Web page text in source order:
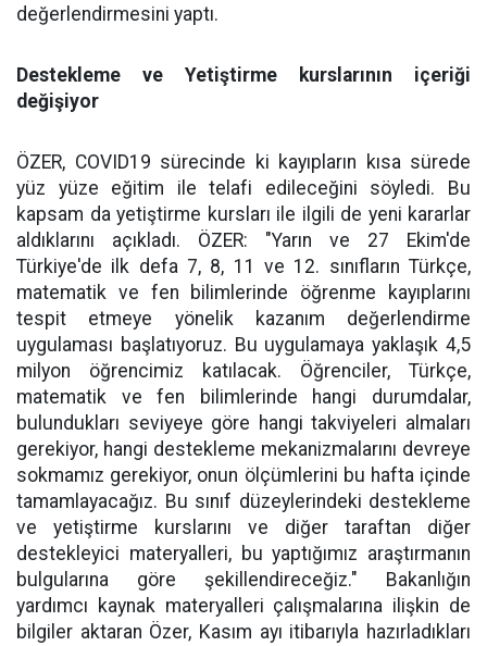
değerlendirmesini yaptı.
Destekleme ve Yetiştirme kurslarının içeriği
değişiyor
ÖZER, COVID19 sürecinde ki kayıpların kısa sürede
yüz yüze eğitim ile telafi edileceğini söyledi. Bu
kapsam da yetiştirme kursları ile ilgili de yeni kararlar
aldıklarını açıkladı. ÖZER: "Yarın ve 27 Ekim'de
Türkiye'de ilk defa 7, 8, 11 ve 12. sınıfların Türkçe,
matematik ve fen bilimlerinde öğrenme kayıplarını
tespit etmeye yönelik kazanım değerlendirme
uygulaması başlatıyoruz. Bu uygulamaya yaklaşık 4,5
milyon öğrencimiz katılacak. Öğrenciler, Türkçe,
matematik ve fen bilimlerinde hangi durumdalar,
bulundukları seviyeye göre hangi takviyeleri almaları
gerekiyor, hangi destekleme mekanizmalarını devreye
sokmamız gerekiyor, onun ölçümlerini bu hafta içinde
tamamlayacağız. Bu sınıf düzeylerindeki destekleme
ve yetiştirme kurslarını ve diğer taraftan diğer
destekleyici materyalleri, bu yaptığımız araştırmanın
bulgularına göre şekillendireceğiz." Bakanlığın
yardımcı kaynak materyalleri çalışmalarına ilişkin de
bilgiler aktaran Özer, Kasım ayı itibarıyla hazırladıkları